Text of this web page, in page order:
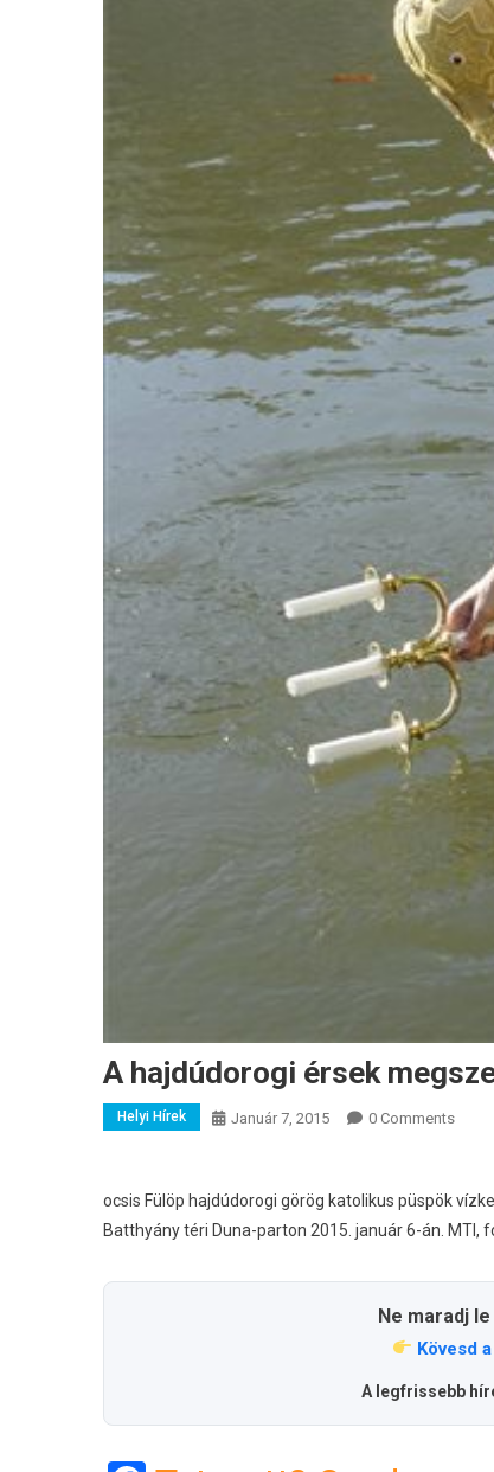
A hajdúdorogi érsek
Helyi Hírek Január 7, 2015 0 Comments
ocsis Fülöp hajdúdorogi görög katolikus püspök
Batthyány téri Duna-parton 2015. január 6-án. MTI,
Ne maradj
Kövesd
A legfrissebb